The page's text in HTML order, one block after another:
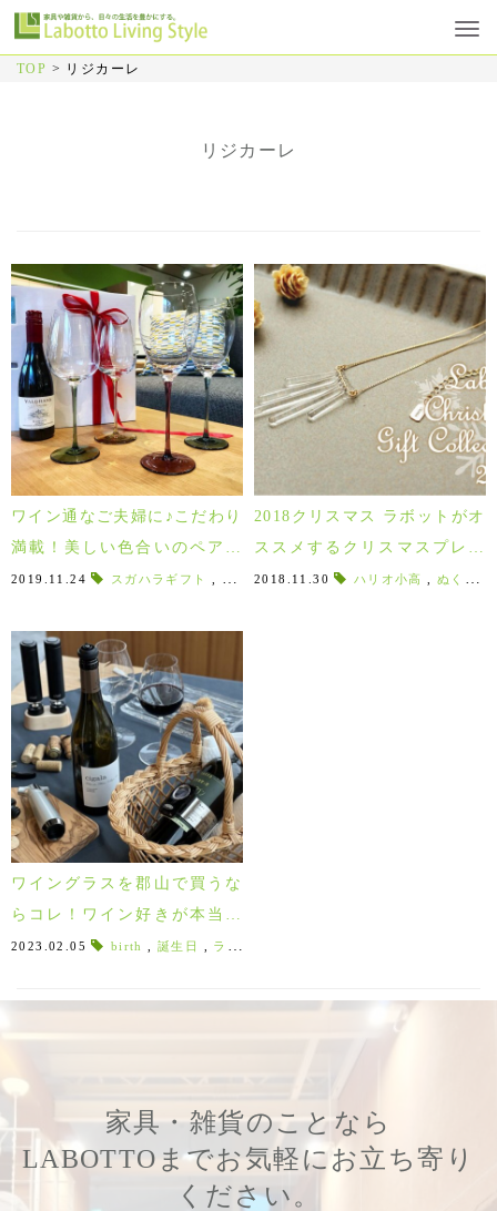
TOP > リジカーレ
リジカーレ
ワイン通なご夫婦に♪こだわり
満載！美しい色合いのペアワ
イングラス・リジカーレ！
2019.11.24 スガハラギフト クリスマスギフト , ワインレッド ,タン
2018クリスマス ラボットがオ
ススメするクリスマスプレゼ
ント
2018.11.30 ハリオ小高 ,ぬくぬく
ワイングラスを郡山で買うな
らコレ！ワイン好きが本当に
選ぶオススメグラス5選！
2023.02.05 birth ,誕生日 ライムライト
家具・雑貨のことなら
LABOTTOまでお気軽にお立ち寄り
ください。